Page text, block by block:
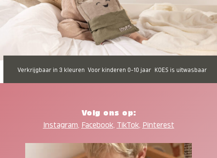
Verkrijgbaar in 3 kleuren Voor kinderen 0-10 jaar KOES is uitwasbaar
Volg ons op:
Instagram, Facebook, TikTok, Pinterest